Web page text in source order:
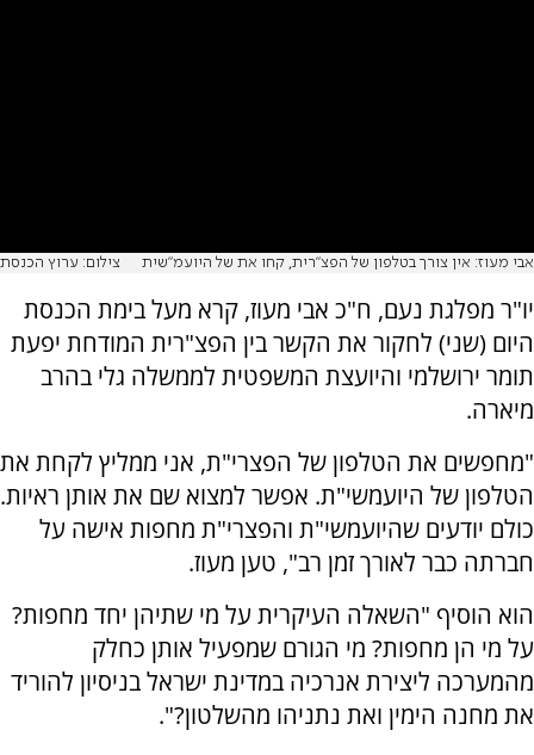
אבי מעוז: אין צורך בטלפון של הפצ"רית, קחו את של היועמ"שית צילום: ערוץ הכנסת
יו"ר מפלגת נעם, ח"כ אבי מעוז, קרא מעל בימת הכנסת
היום (שני) לחקור את הקשר בין הפצ"רית המודחת יפעת
תומר ירושלמי והיועצת המשפטית לממשלה גלי בהרב
מיארה.
"מחפשים את הטלפון של הפצרי"ת, אני ממליץ לקחת את
הטלפון של היועמשי"ת. אפשר למצוא שם את אותן ראיות.
כולם יודעים שהיועמשי"ת והפצרי"ת מחפות אישה על
חברתה כבר לאורך זמן רב", טען מעוז.
הוא הוסיף "השאלה העיקרית על מי שתיהן יחד מחפות?
על מי הן מחפות? מי הגורם שמפעיל אותן כחלק
מהמערכה ליצירת אנרכיה במדינת ישראל בניסיון להוריד
את מחנה הימין ואת נתניהו מהשלטון?".